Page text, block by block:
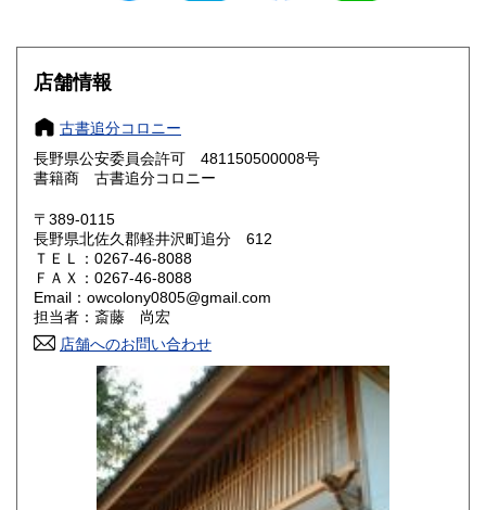
大阪府
奈良県
鳥取県 600円 島根県
岡山県
山口県 600円
香川県 600円 愛媛県
高知県 600円
600円 長崎県
600円 大分県
600円 鹿児島県
店舗情報
古書追分コロニー
長野県公安委員会許可 481150500008号
書籍商 古書追分コロニー
〒389-0115
長野県北佐久郡軽井沢町追分 612
ＴＥＬ：0267-46-8088
ＦＡＸ：0267-46-8088
Email：owcolony0805@gmail.com
担当者：斎藤 尚宏
店舗へのお問い合わせ